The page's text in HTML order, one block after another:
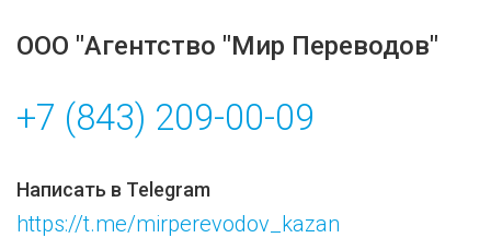
ООО "Агентство "Мир Переводов"
+7 (843) 209-00-09
Написать в Telegram
https://t.me/mirperevodov_kazan